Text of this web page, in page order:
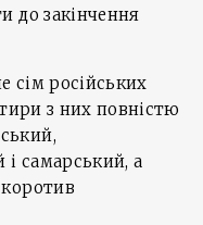
до закінчення
сім російських
з них повністю
і самарський, а